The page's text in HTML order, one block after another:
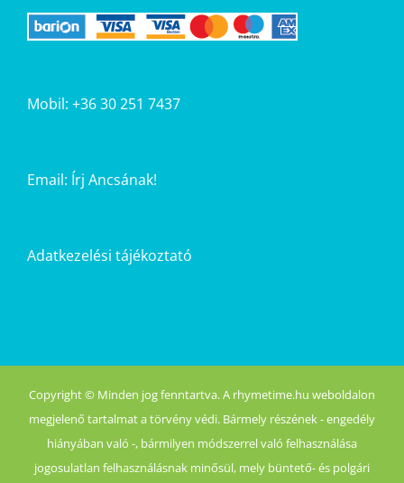
Mobil: +36 30 251 7437
Email: Írj Ancsának!
Adatkezelési tájékoztató
Copyright © Minden jog fenntartva. A rhymetime.hu weboldalon
megjelenő tartalmat a törvény védi. Bármely részének - engedély
hiányában való -, bármilyen módszerrel való felhasználása
jogosulatlan felhasználásnak minősül, mely büntető- és polgári